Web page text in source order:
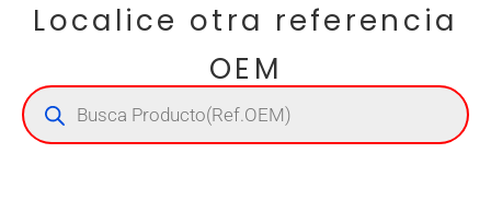
Localice otra referencia
OEM